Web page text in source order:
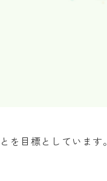
を目標としています。